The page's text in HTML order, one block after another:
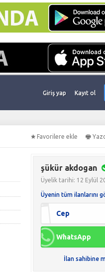
Giriş yap Kayıt ol
Favorilere ekle
şükür akdogan
Üyelik tarihi: 12 Eylül
Üyenin tüm ilanlarını
Cep
WhatsApp
İlan sahibine